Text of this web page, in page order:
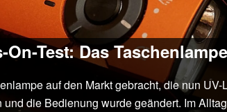
Test: Das
auf den Markt gebracht, die nun
die Bedienung wurde geändert. Im